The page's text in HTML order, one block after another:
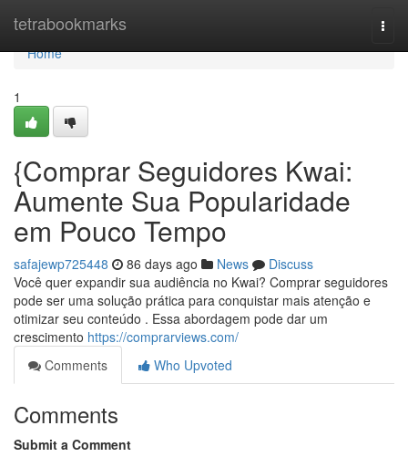
tetrabookmarks
Home
Home
1
{Comprar Seguidores Kwai:
Aumente Sua Popularidade
em Pouco Tempo
safajewp725448 86 days ago News
Discuss
Você quer expandir sua audiência no Kwai? Comprar seguidores
pode ser uma solução prática para conquistar mais atenção e
otimizar seu conteúdo . Essa abordagem pode dar um
crescimento https://comprarviews.com/
Comments
Who Upvoted
Comments
Submit a Comment